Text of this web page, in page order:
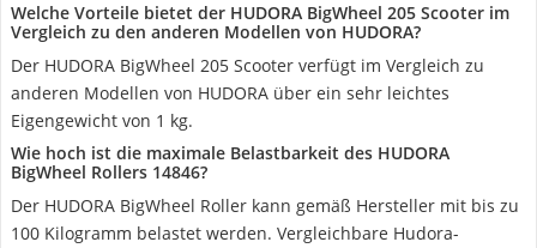
Welche Vorteile bietet der HUDORA BigWheel 205 Scooter im
Vergleich zu den anderen Modellen von HUDORA?
Der HUDORA BigWheel 205 Scooter verfügt im Vergleich zu
anderen Modellen von HUDORA über ein sehr leichtes
Eigengewicht von 1 kg.
Wie hoch ist die maximale Belastbarkeit des HUDORA
BigWheel Rollers 14846?
Der HUDORA BigWheel Roller kann gemäß Hersteller mit bis zu
100 Kilogramm belastet werden. Vergleichbare Hudora-